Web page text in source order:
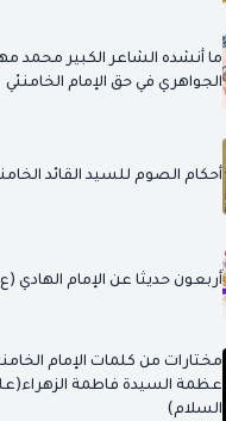
ما أنشده الشاعر الكبير محمد
الجواهري في حق الإمام الخامنئي
أحكام الصوم للسيد القائد
أربعون حديثا عن الإمام الهادي
مختارات من كلمات الإمام
عظمة السيدة فاطمة
السلام)